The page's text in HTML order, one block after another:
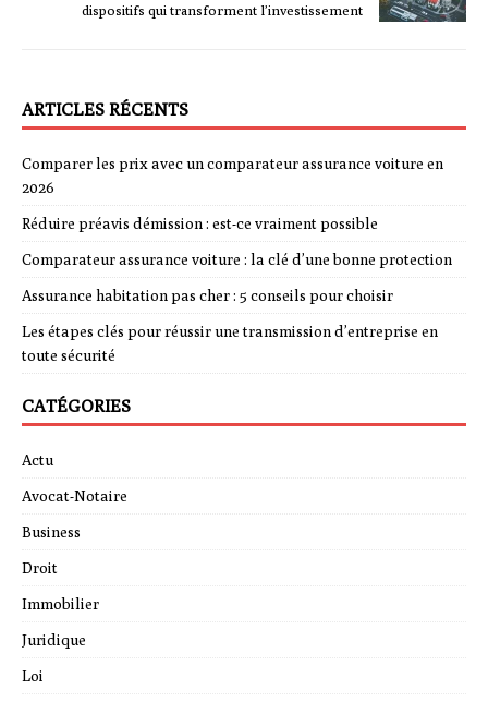
dispositifs qui transforment l’investissement
ARTICLES RÉCENTS
Comparer les prix avec un comparateur assurance voiture en
2026
Réduire préavis démission : est-ce vraiment possible
Comparateur assurance voiture : la clé d’une bonne protection
Assurance habitation pas cher : 5 conseils pour choisir
Les étapes clés pour réussir une transmission d’entreprise en
toute sécurité
CATÉGORIES
Actu
Avocat-Notaire
Business
Droit
Immobilier
Juridique
Loi